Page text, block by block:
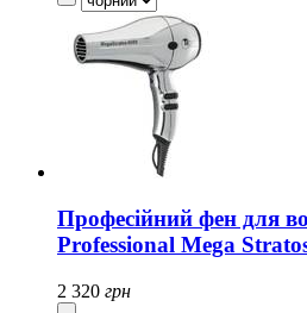
Професійний фен для
Professional Mega
2 320 грн